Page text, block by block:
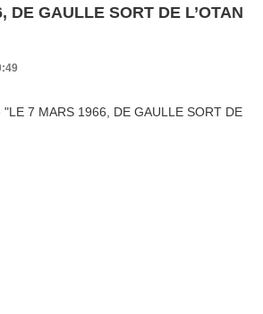
DE GAULLE SORT DE L’OTAN